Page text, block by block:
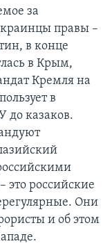
за
правы –
в конце
в Крым,
Кремля на
в
до казаков.
это российские
Они
и об этом